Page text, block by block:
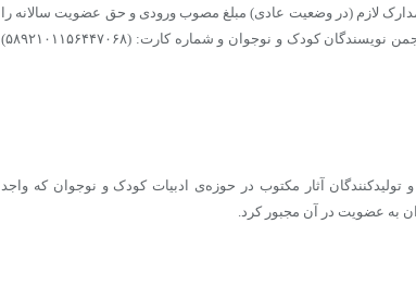
لازم (در وضعیت عادی) مبلغ مصوب ورودی و حق عضویت سالانه را
به حساب انجمن (شماره حساب: ۱۲۳۴۸۰۰۱۹۷۰۰۹ به نام انجمن نویسندگان کودک و نوجوان و شماره کارت: (۵۸۹۲۱۰۱۱۵۶۴۴۷۰۶۸)
آثار مکتوب در حوزه‌ی ادبیات کودک و نوجوان که واجد
به عضویت در آن مجبور کرد.